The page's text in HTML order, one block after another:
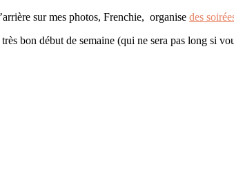
sur mes photos, Frenchie, organise des
bon début de semaine (qui ne sera pas long si